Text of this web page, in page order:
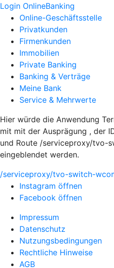
Login OnlineBanking
Online-Geschäftsstelle
Privatkunden
Firmenkunden
Immobilien
Private Banking
Banking & Verträge
Meine Bank
Service & Mehrwerte
Hier würde die Anwendung
mit mit der Ausprägung , der
und Route /serviceproxy/tvo-
eingeblendet werden.
/serviceproxy/tvo-switch-
Instagram öffnen
Facebook öffnen
Impressum
Datenschutz
Nutzungsbedingungen
Rechtliche Hinweise
AGB